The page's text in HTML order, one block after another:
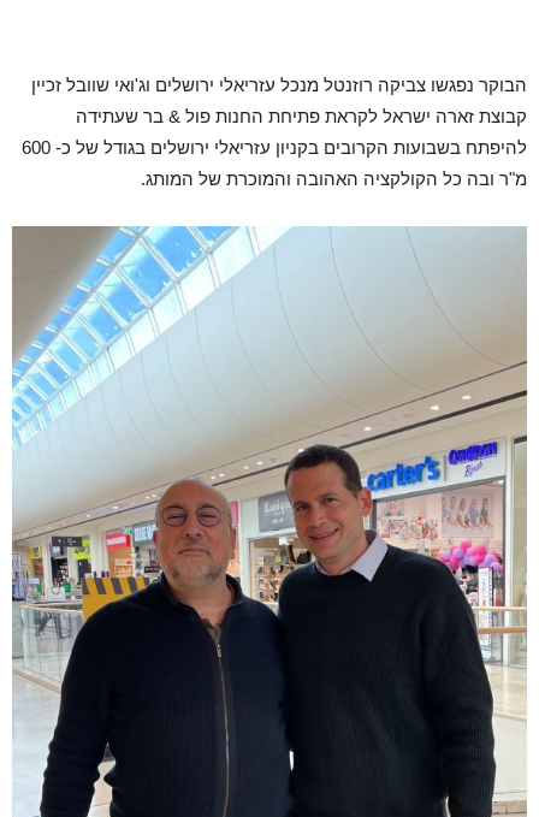
הבוקר נפגשו צביקה רוזנטל מנכל עזריאלי ירושלים וג'ואי שוובל זכיין
קבוצת זארה ישראל לקראת פתיחת החנות פול & בר שעתידה
להיפתח בשבועות הקרובים בקניון עזריאלי ירושלים בגודל של כ- 600
מ"ר ובה כל הקולקציה האהובה והמוכרת של המותג.